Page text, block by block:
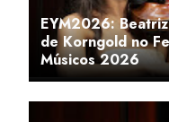
EYM2026:
de Korngold no
Músicos 2026